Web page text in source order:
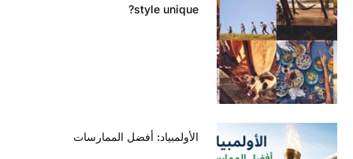
style unique?
الأولمبياد: أفضل الممارسات